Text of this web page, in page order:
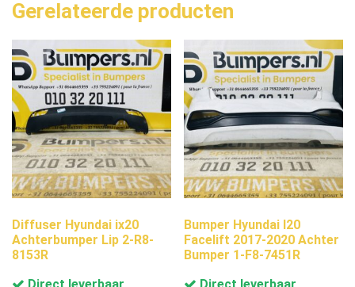
Gerelateerde producten
Diffuser Hyundai ix20
Achterbumper Lip 2-R8-
8153R
Bumper Hyundai I20
Facelift 2017-2020 Achter
Bumper 1-F8-7451R